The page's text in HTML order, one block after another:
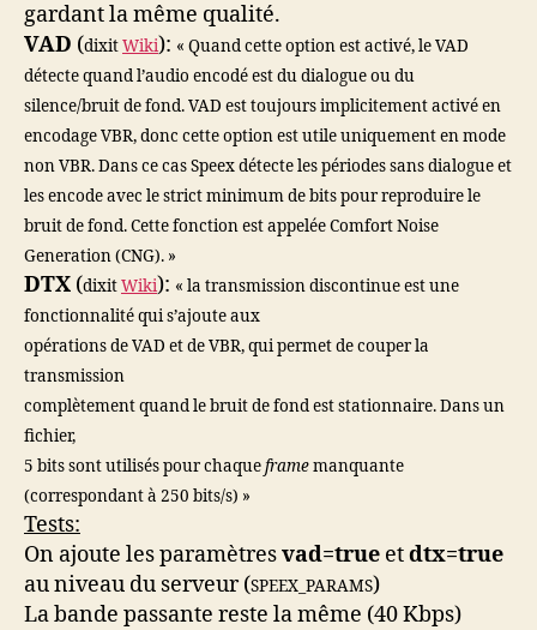
gardant la même qualité.
VAD (dixitWiki): « Quand cette option est activé, le VAD
détecte quand l’audio encodé est du dialogue ou du
silence/bruit de fond. VAD est toujours implicitement activé en
encodage VBR, donc cette option est utile uniquement en mode
non VBR. Dans ce cas Speex détecte les périodes sans dialogue et
les encode avec le strict minimum de bits pour reproduire le
bruit de fond. Cette fonction est appelée Comfort Noise
Generation (CNG). »
DTX (dixitWiki): « la transmission discontinue est une
fonctionnalité qui s’ajoute aux
opérations de VAD et de VBR, qui permet de couper la
transmission
complètement quand le bruit de fond est stationnaire. Dans un
fichier,
5 bits sont utilisés pour chaqueframemanquante
(correspondant à 250 bits/s) »
Tests:
On ajoute les paramètresvad=true etdtx=true
au niveau du serveur (SPEEX_PARAMS)
La bande passante reste la même (40 Kbps)